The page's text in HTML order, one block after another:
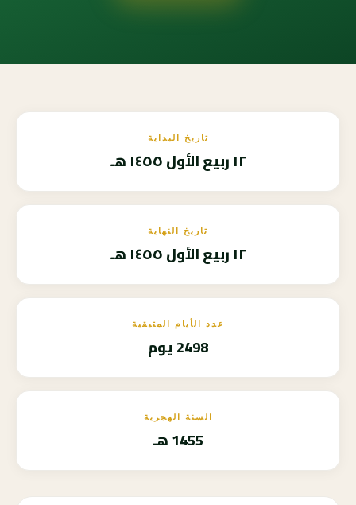
تاريخ البداية
١٢ ربيع الأول ١٤٥٥ هـ
تاريخ النهاية
١٢ ربيع الأول ١٤٥٥ هـ
عدد الأيام المتبقية
2498 يوم
السنة الهجرية
1455 هـ